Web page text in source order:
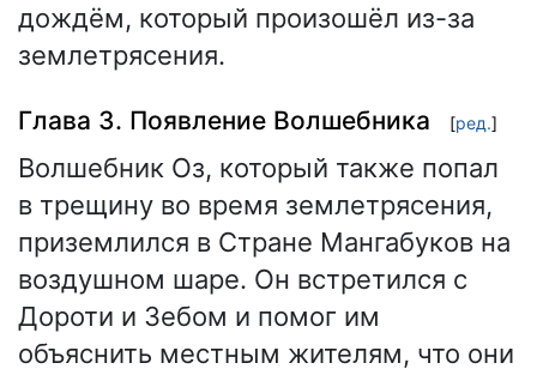
дождём, который произошёл из-за
землетрясения.
Глава 3. Появление Волшебника [ред.]
Волшебник Оз, который также попал
в трещину во время землетрясения,
приземлился в Стране Мангабуков на
воздушном шаре. Он встретился с
Дороти и Зебом и помог им
объяснить местным жителям, что они